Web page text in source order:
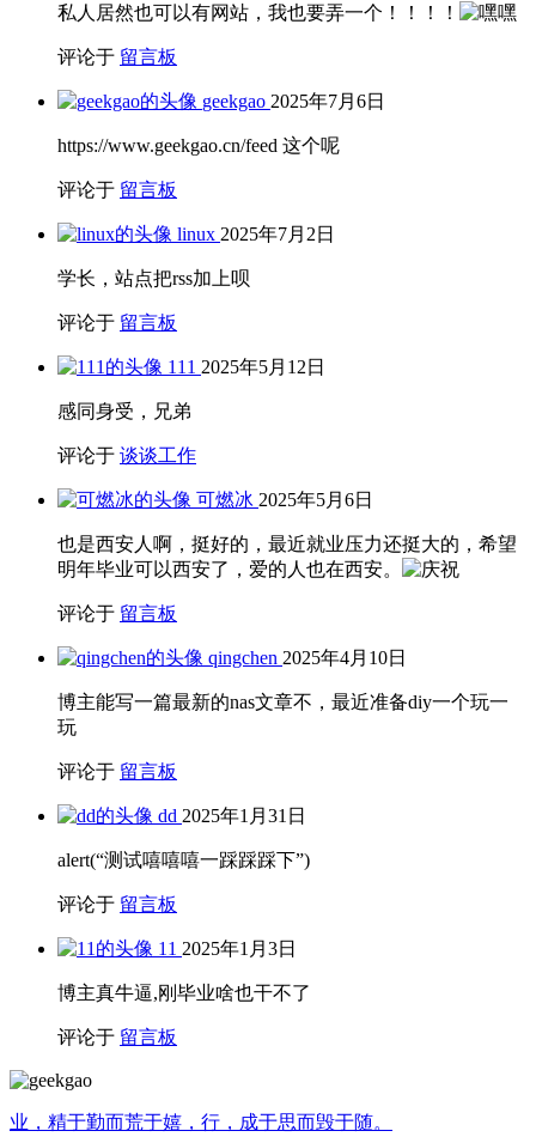
私人居然也可以有网站，我也要弄一个！！！！
评论于 留言板
geekgao 2025年7月6日
https://www.geekgao.cn/feed 这个呢
评论于 留言板
linux 2025年7月2日
学长，站点把rss加上呗
评论于 留言板
111 2025年5月12日
感同身受，兄弟
评论于 谈谈工作
可燃冰 2025年5月6日
也是西安人啊，挺好的，最近就业压力还挺大的，希望
明年毕业可以西安了，爱的人也在西安。
评论于 留言板
qingchen 2025年4月10日
博主能写一篇最新的nas文章不，最近准备diy一个玩一
玩
评论于 留言板
dd 2025年1月31日
alert(“测试嘻嘻嘻一踩踩踩下”)
评论于 留言板
11 2025年1月3日
博主真牛逼,刚毕业啥也干不了
评论于 留言板
业，精于勤而荒于嬉，行，成于思而毁于随。